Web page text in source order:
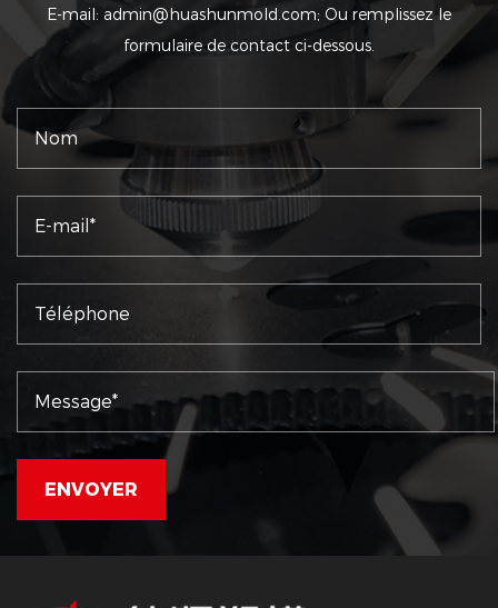
E-mail: admin@huashunmold.com; Ou remplissez le
formulaire de contact ci-dessous.